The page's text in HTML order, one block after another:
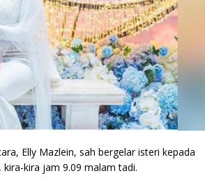
Elly Mazlein, sah bergelar isteri kepada
kira jam 9.09 malam tadi.